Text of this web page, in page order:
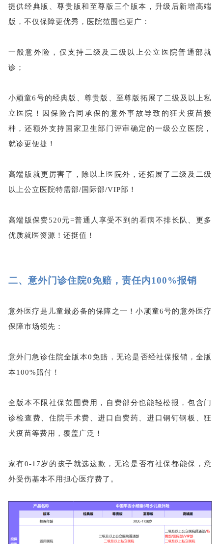
提供经典版、尊贵版和至尊版三个版本，升级后新增高端
版，不仅保障更优秀，医院范围也更广：
一般意外险，仅支持二级及二级以上公立医院普通部就
诊；
小顽童6号的经典版、尊贵版、至尊版拓展了二级及以上私
立医院！因保险合同承保的意外事故导致的狂犬疫苗接
种，还额外支持国家卫生部门评审确定的一级公立医院，
就诊更便捷！
高端版就更厉害了，除以上医院外，还拓展了二级及二级
以上公立医院特需部/国际部/VIP部！
高端版保费520元=普通人享受不到的看病不排长队、更多
优质就医资源！还挺值！
二、 意外门诊住院0免赔，责任内100%报销
意外医疗是儿童最必备的保障之一！小顽童6号的意外医疗
保障市场领先：
意外门急诊住院全版本0免赔，无论是否经社保报销，全版
本100%赔付！
全版本不限社保范围费用，自费部分也能轻松报，包含门
诊检查费、住院手术费、进口自费药、进口钢钉钢板、狂
犬疫苗等费用，覆盖广泛！
家有0-17岁的孩子就选这款，无论是否有社保都能保，意
外受伤基本不用担心医疗费了。